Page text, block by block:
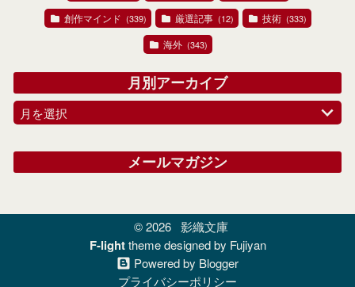
創作マインド (339) 厳選記事 (12) 技術 (333)
海外 (343)
月別アーカイブ
月を選択
メールマガジン
© 2026 影織文庫
F-light theme designed by Fujiyan
Powered by Blogger
プライバシーポリシー